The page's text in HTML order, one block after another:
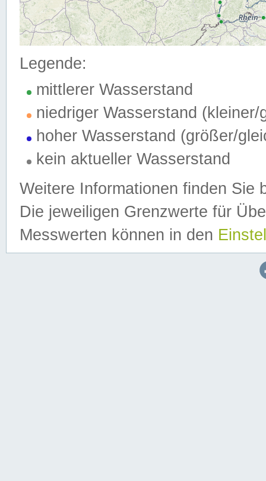
Legende:
mittlerer Wasserstand
niedriger Wasserstand (kleiner/
hoher Wasserstand (größer/
kein aktueller Wasserstand
Weitere Informationen finden Sie
Die jeweiligen Grenzwerte für
Messwerten können in den